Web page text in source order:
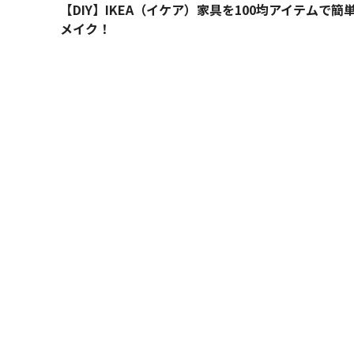
【DIY】IKEA（イケア）家具を100均アイテムで簡
メイク！